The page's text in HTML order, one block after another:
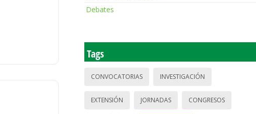
Debates
Tags
CONVOCATORIAS INVESTIGACIÓN
EXTENSIÓN JORNADAS CONGRESOS